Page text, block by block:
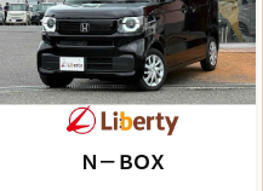
Ｎ－ＢＯＸ